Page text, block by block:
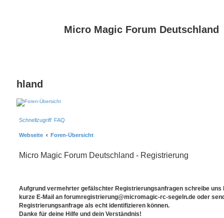
Micro Magic Forum Deutschland
hland
Schnellzugriff FAQ
Webseite Foren-Übersicht
Micro Magic Forum Deutschland - Registrierung
Aufgrund vermehrter gefälschter Registrierungsanfragen schreibe
kurze E-Mail an forumregistrierung@micromagic-rc-segeln.de oder
Registrierungsanfrage als echt identifizieren können.
Danke für deine Hilfe und dein Verständnis!